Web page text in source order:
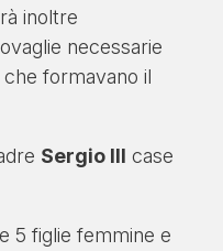
inoltre
necessarie
formavano il
Sergio III case
5 figlie femmine e